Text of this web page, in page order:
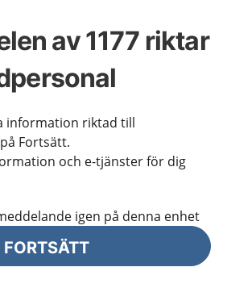
av 1177 riktar
information riktad till
Fortsätt.
och e-tjänster för dig
igen på denna enhet
FORTSÄTT
använda 1177 för
även dig som använder
att ta del av innehållet. Här
de brister som vi känner till
åtgärda.
för sådant som inte
kontakta
webbplatsen?